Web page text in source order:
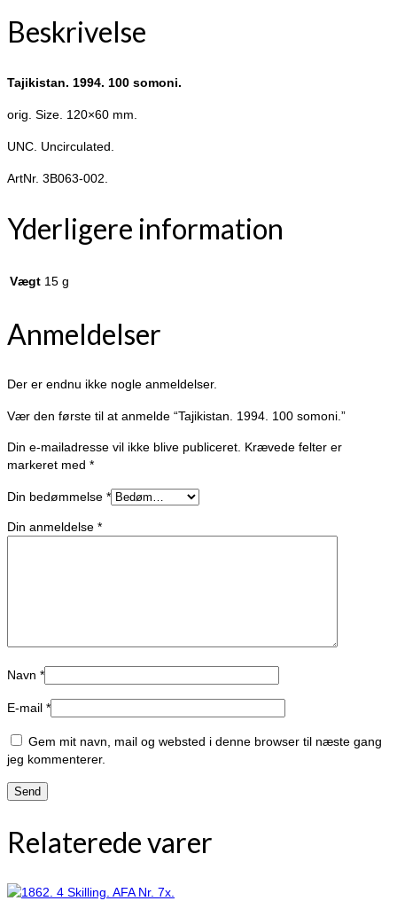
Beskrivelse
Tajikistan. 1994. 100 somoni.
orig. Size. 120×60 mm.
UNC. Uncirculated.
ArtNr. 3B063-002.
Yderligere information
Vægt 15 g
Anmeldelser
Der er endnu ikke nogle anmeldelser.
Vær den første til at anmelde “Tajikistan. 1994. 100 somoni.”
Din e-mailadresse vil ikke blive publiceret. Krævede felter er
markeret med *
Din bedømmelse *
Din anmeldelse *
Navn *
E-mail *
Gem mit navn, mail og websted i denne browser til næste gang
jeg kommenterer.
Relaterede varer